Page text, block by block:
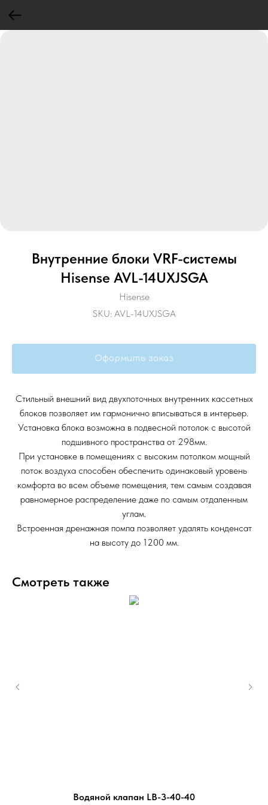
Внутренние блоки VRF-cистемы
Hisense AVL-14UXJSGA
Hisense
SKU: AVL-14UXJSGA
Оформить заказ
Стильный внешний вид двухпоточных внутренних кассетных
блоков позволяет им гармонично вписываться в интерьер.
Установка блока возможна в подвесной потолок с высотой
подшивного пространства от 298мм.
При установке в помещениях с высоким потолком мощный
поток воздуха способен обеспечить одинаковый уровень
комфорта во всем объеме помещения, тем самым создавая
равномерное распределение даже по самым отдаленным
углам.
Встроенная дренажная помпа позволяет удалять конденсат
на высоту до 1200 мм.
Смотреть также
Водяной клапан LB-3-40-40